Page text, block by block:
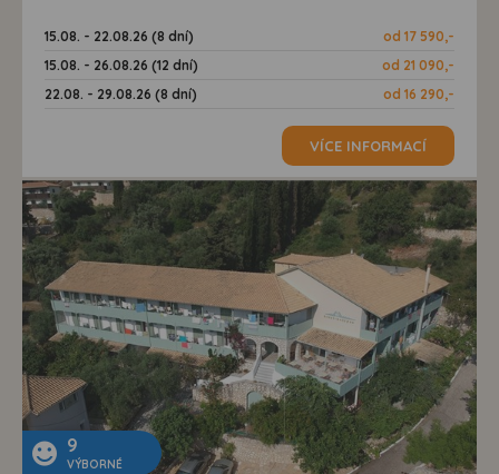
15.08. - 22.08.26 (8 dní)
od 17 590,-
15.08. - 26.08.26 (12 dní)
od 21 090,-
22.08. - 29.08.26 (8 dní)
od 16 290,-
VÍCE INFORMACÍ
9
VÝBORNÉ